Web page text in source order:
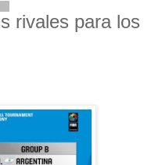
rivales para los